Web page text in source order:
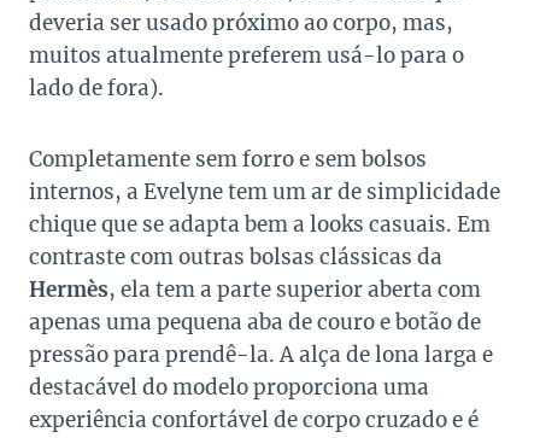
deveria ser usado próximo ao corpo, mas,
muitos atualmente preferem usá-lo para o
lado de fora).
Completamente sem forro e sem bolsos
internos, a Evelyne tem um ar de simplicidade
chique que se adapta bem a looks casuais. Em
contraste com outras bolsas clássicas da
Hermès, ela tem a parte superior aberta com
apenas uma pequena aba de couro e botão de
pressão para prendê-la. A alça de lona larga e
destacável do modelo proporciona uma
experiência confortável de corpo cruzado e é